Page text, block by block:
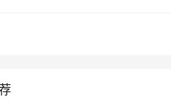
无线网络安全”选项，设置密码。